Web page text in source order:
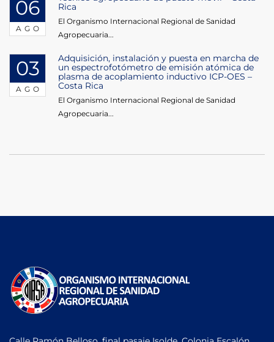
06
AGO
Rica
El Organismo Internacional Regional de Sanidad
Agropecuaria...
03
AGO
Adquisición, instalación y puesta en marcha de
un espectrofotómetro de emisión atómica de
plasma de acoplamiento inductivo ICP-OES –
Costa Rica
El Organismo Internacional Regional de Sanidad
Agropecuaria...